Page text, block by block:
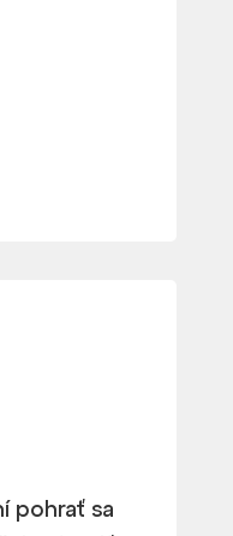
pohrať sa